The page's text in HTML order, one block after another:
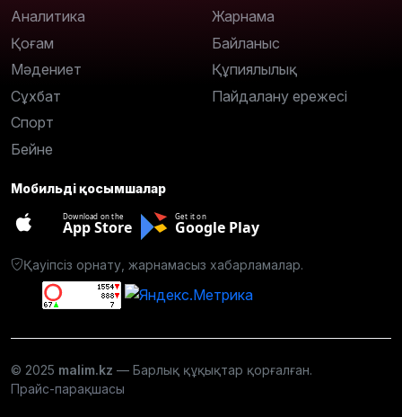
Аналитика
Қоғам
Мәдениет
Сұхбат
Спорт
Бейне
Жарнама
Байланыс
Құпиялылық
Пайдалану ережесі
Мобильді қосымшалар
Download on the
App Store
Get it on
Google Play
Қауіпсіз орнату, жарнамасыз хабарламалар.
© 2025 malim.kz — Барлық құқықтар қорғалған.
Прайс-парақшасы